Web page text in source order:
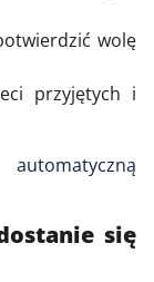
wolę
przyjętych i
się